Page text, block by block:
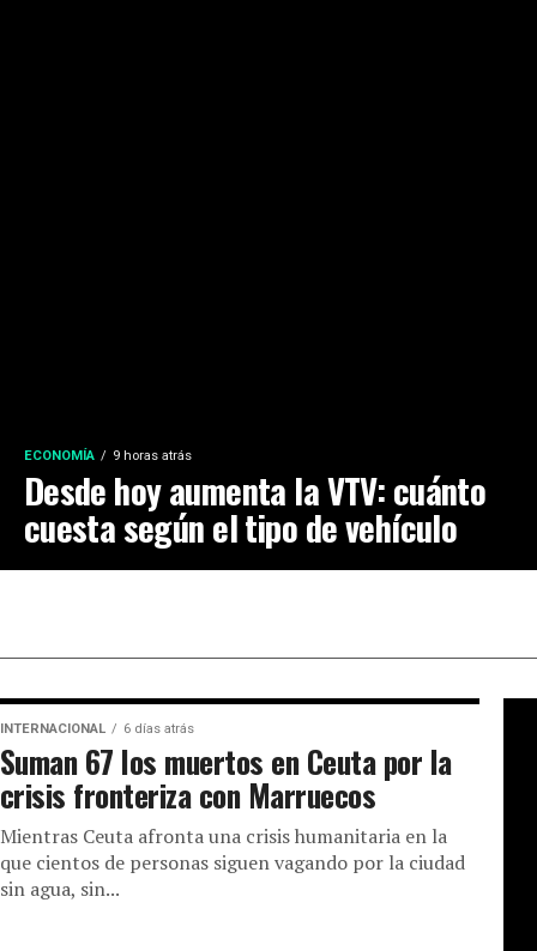
ECONOMÍA 9 horas atrás
Desde hoy aumenta la VTV: cuánto
cuesta según el tipo de vehículo
INTERNACIONAL 6 días atrás
Suman 67 los muertos en Ceuta por la
crisis fronteriza con Marruecos
Mientras Ceuta afronta una crisis humanitaria en la
que cientos de personas siguen vagando por la ciudad
sin agua, sin...